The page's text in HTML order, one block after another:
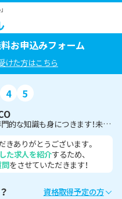
お申込みフォーム
けた方はこちら
4 5
【東京都／杉並区】専門的な知識も身につきます！未経験もOK／指導員募集＜言語聴覚士＞
きありがとうございます。
た求人を紹介するため、
をさせていただきます！
資格取得予定の方